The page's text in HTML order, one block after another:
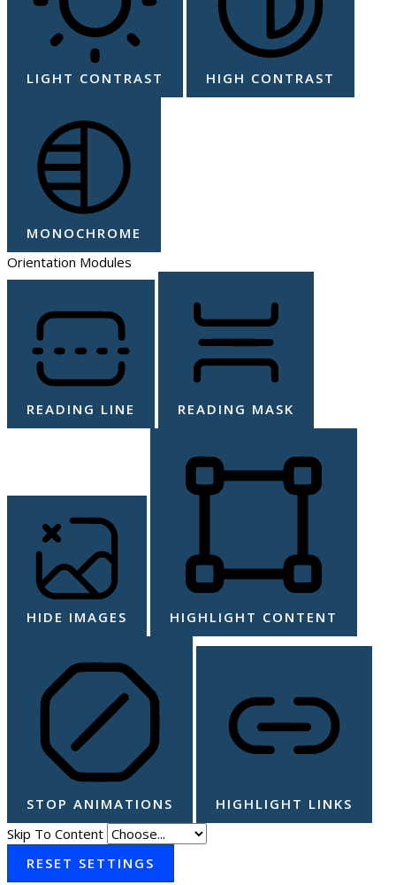
LIGHT CONTRAST HIGH CONTRAST
MONOCHROME
Orientation Modules
READING LINE READING MASK
HIDE IMAGES HIGHLIGHT CONTENT
STOP ANIMATIONS
HIGHLIGHT LINKS
Skip To Content
RESET SETTINGS